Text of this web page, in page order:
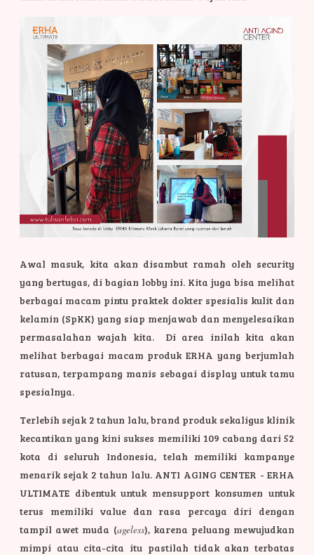
Awal masuk, kita akan disambut ramah oleh security
yang bertugas, di bagian lobby ini. Kita juga bisa melihat
berbagai macam pintu praktek dokter spesialis kulit dan
kelamin (SpKK) yang siap menjawab dan menyelesaikan
permasalahan wajah kita. Di area inilah kita akan
melihat berbagai macam produk ERHA yang berjumlah
ratusan, terpampang manis sebagai display untuk tamu
spesialnya.
Terlebih sejak 2 tahun lalu, brand produk sekaligus klinik
kecantikan yang kini sukses memiliki 109 cabang dari 52
kota di seluruh Indonesia, telah memiliki kampanye
menarik sejak 2 tahun lalu. ANTI AGING CENTER - ERHA
ULTIMATE dibentuk untuk mensupport konsumen untuk
terus memiliki value dan rasa percaya diri dengan
tampil awet muda (ageless), karena peluang mewujudkan
mimpi atau cita-cita itu pastilah tidak akan terbatas